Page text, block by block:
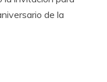
de la